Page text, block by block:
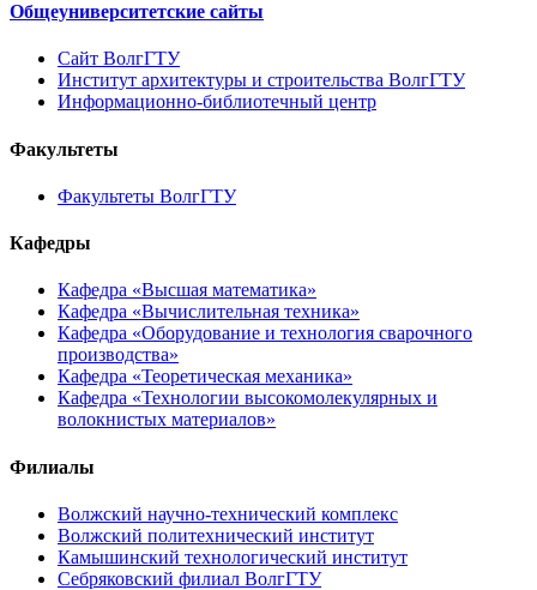
Общеуниверситетские сайты
Сайт ВолгГТУ
Институт архитектуры и строительства ВолгГТУ
Информационно-библиотечный центр
Факультеты
Факультеты ВолгГТУ
Кафедры
Кафедра «Высшая математика»
Кафедра «Вычислительная техника»
Кафедра «Оборудование и технология сварочного
производства»
Кафедра «Теоретическая механика»
Кафедра «Технологии высокомолекулярных и
волокнистых материалов»
Филиалы
Волжский научно-технический комплекс
Волжский политехнический институт
Камышинский технологический институт
Себряковский филиал ВолгГТУ